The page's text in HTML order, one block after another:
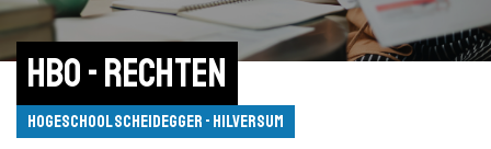
HBO - Rechten
Hogeschool Scheidegger - Hilversum